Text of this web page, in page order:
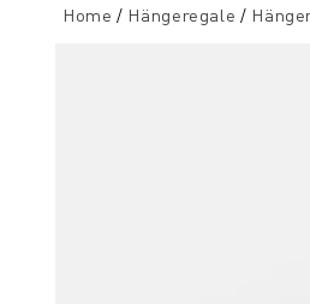
Home Hängeregale